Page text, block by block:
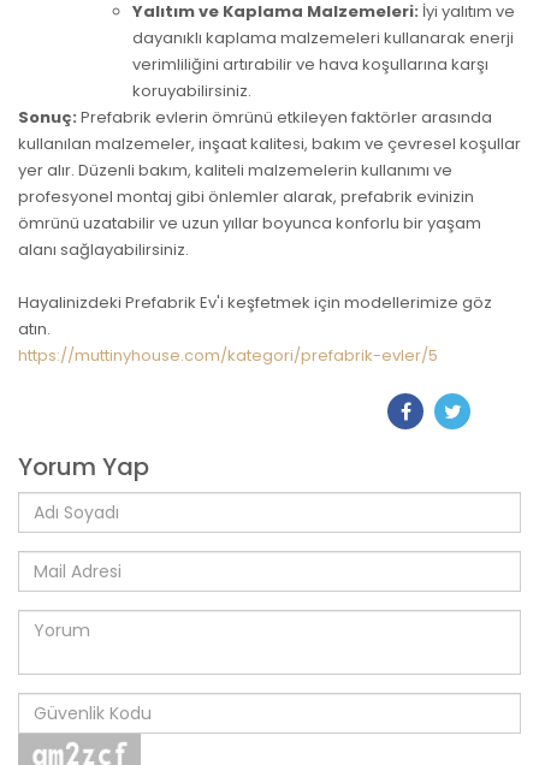
Yalıtım ve Kaplama Malzemeleri: İyi yalıtım ve
dayanıklı kaplama malzemeleri kullanarak enerji
verimliliğini artırabilir ve hava koşullarına karşı
koruyabilirsiniz.
Sonuç: Prefabrik evlerin ömrünü etkileyen faktörler arasında
kullanılan malzemeler, inşaat kalitesi, bakım ve çevresel koşullar
yer alır. Düzenli bakım, kaliteli malzemelerin kullanımı ve
profesyonel montaj gibi önlemler alarak, prefabrik evinizin
ömrünü uzatabilir ve uzun yıllar boyunca konforlu bir yaşam
alanı sağlayabilirsiniz.
Hayalinizdeki Prefabrik Ev'i keşfetmek için modellerimize göz
atın.
https://muttinyhouse.com/kategori/prefabrik-evler/5
Yorum Yap